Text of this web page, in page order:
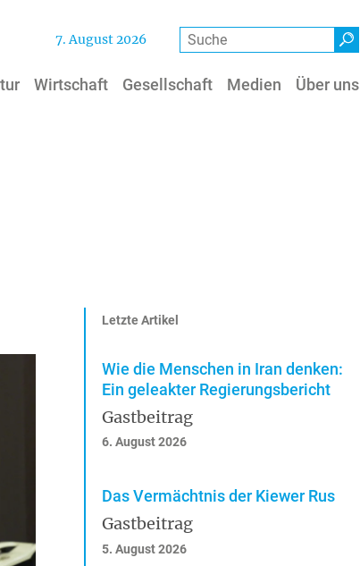
7. August 2026 Suche
Wirtschaft Gesellschaft Medien Über uns
Letzte Artikel
Wie die Menschen in Iran denken:
Ein geleakter Regierungsbericht
Gastbeitrag
6. August 2026
Das Vermächtnis der Kiewer Rus
Gastbeitrag
5. August 2026